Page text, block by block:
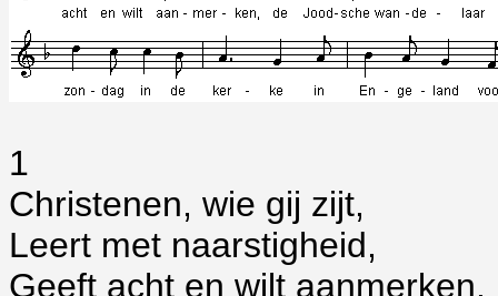
1
Christenen, wie gij zijt,
Leert met naarstigheid,
Geeft acht en wilt aanmerken,